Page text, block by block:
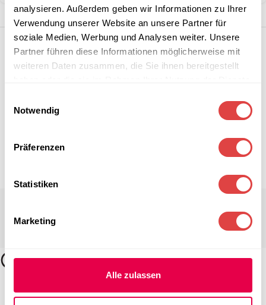
analysieren. Außerdem geben wir Informationen zu Ihrer
Verwendung unserer Website an unsere Partner für
soziale Medien, Werbung und Analysen weiter. Unsere
Partner führen diese Informationen möglicherweise mit
weiteren Daten zusammen, die Sie ihnen bereitgestellt
Notwendig
Präferenzen
Statistiken
Marketing
Alle zulassen